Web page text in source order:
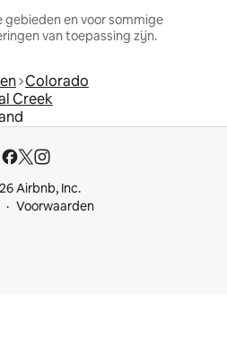
en voor sommige
van toepassing zijn.
Colorado
Creek
Airbnb, Inc.
Voorwaarden